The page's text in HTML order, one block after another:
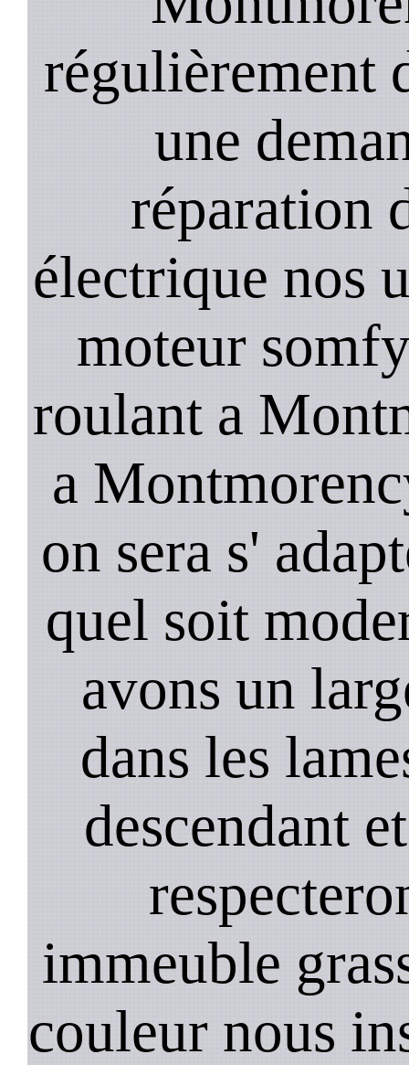
régulièrement
une
réparation
électrique nos
moteur
roulant a
a
on sera s'
quel soit
avons un
dans les
descendant
immeuble
couleur nous